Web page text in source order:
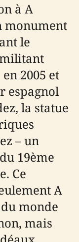
à A
monument
le
2005 et
espagnol
la statue
– un
19ème
Ce
A
monde
mais